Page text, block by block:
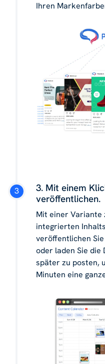
Ihren
3. Mit einem
veröffentlichen.
Mit einer Variante
integrierten
veröffentlichen
oder laden Sie die
später zu posten,
Minuten eine